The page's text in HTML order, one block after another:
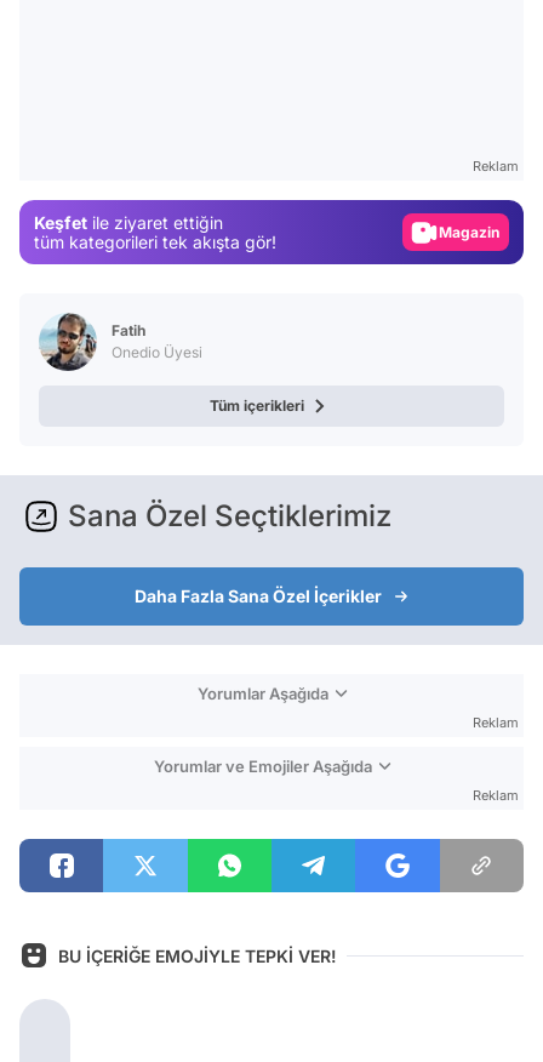
Reklam
Keşfet ile ziyaret ettiğin
tüm kategorileri tek akışta gör!
Magazin
Fatih
Onedio Üyesi
Tüm içerikleri
Sana Özel Seçtiklerimiz
Daha Fazla Sana Özel İçerikler
Yorumlar Aşağıda
Reklam
Yorumlar ve Emojiler Aşağıda
Reklam
BU İÇERİĞE EMOJİYLE TEPKİ VER!